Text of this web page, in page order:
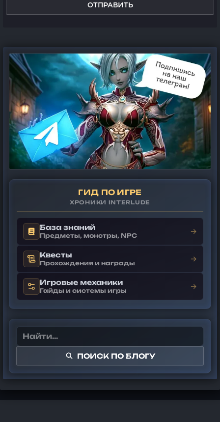
ОТПРАВИТЬ
ГИД ПО ИГРЕ
ХРОНИКИ INTERLUDE
База знаний
Предметы, монстры, NPC →
Квесты
Прохождения и награды →
Игровые механики
Гайды и системы игры →
ПОИСК ПО БЛОГУ